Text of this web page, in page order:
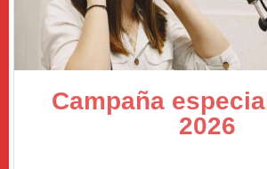
Campaña
2026